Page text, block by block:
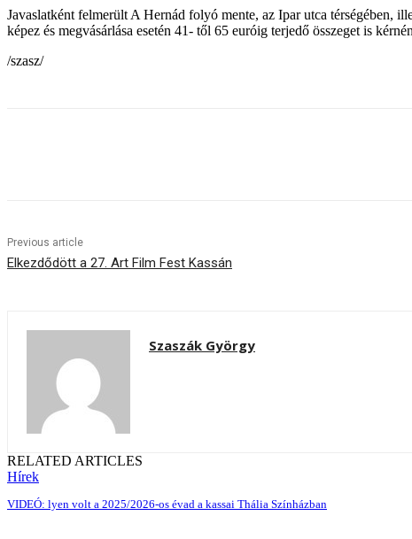
Javaslatként felmerült A Hernád folyó mente, az Ipar utca térségében,
képez és megvásárlása esetén 41- től 65 euróig terjedő összeget is
/szasz/
Previous article
Elkezdődött a 27. Art Film Fest Kassán
Szaszák György
RELATED ARTICLES
Hírek
VIDEÓ: lyen volt a 2025/2026-os évad a kassai Thália Színházban